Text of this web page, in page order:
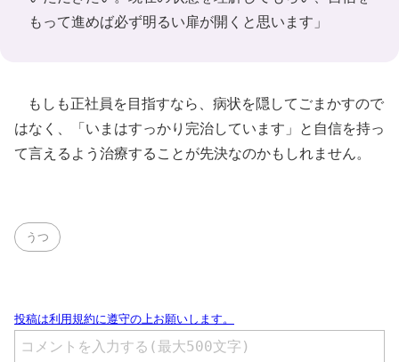
もって進めば必ず明るい扉が開くと思います」
もしも正社員を目指すなら、病状を隠してごまかすので
はなく、「いまはすっかり完治しています」と自信を持っ
て言えるよう治療することが先決なのかもしれません。
うつ